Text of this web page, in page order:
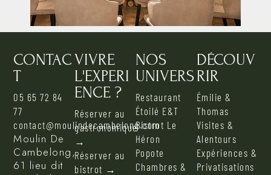
CONTAC
T
05 65 72 84
77
contact@moulindecambelong.com
Moulin De
Cambelong,
61 lieu dit
VIVRE
L'EXPERI
ENCE ?
Réserver au
gastronomique
→
Réserver au
bistrot →
NOS
UNIVERS
Restaurant
Étoilé E&T
Bistrot Le
Héron
Popote
Chambres &
DÉCOUV
RIR
Émilie &
Thomas
Visites &
Alentours
Expériences &
Privatisations